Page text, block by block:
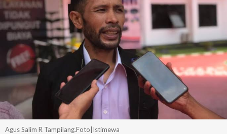
Agus Salim R Tampilang.Foto|Istimewa